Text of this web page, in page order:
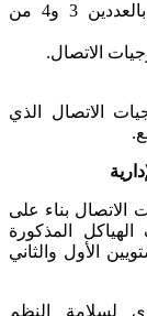
مأمورو الضابطة العدلية المشار إليهم بالعددين 3 و4 من
الاتصال.
الاتصال الذي
الاتصال بناء على
المذكورة
الأول والثاني
لسلامة النظم